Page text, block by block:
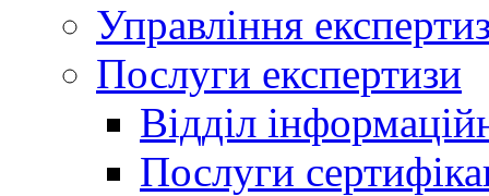
Управління
Послуги експертизи
Відділ
Послуги